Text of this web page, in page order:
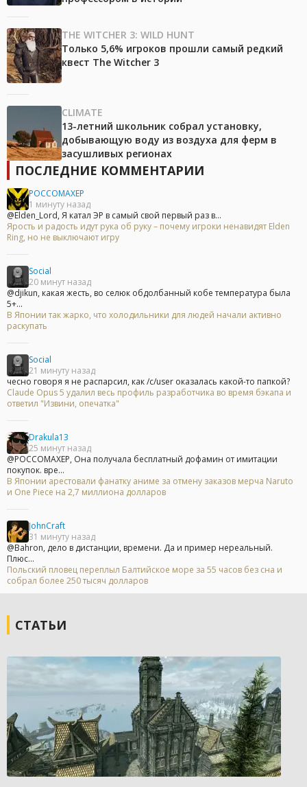
THE WITCHER 3: WILD HUNT
Только 5,6% игроков прошли самый редкий
квест The Witcher 3
CLIMATE
13-летний школьник собрал установку,
добывающую воду из воздуха для ферм в
засушливых регионах
ПОСЛЕДНИЕ КОММЕНТАРИИ
POCCOMAXEP
1 минуту назад
@Elden_Lord, Я катал ЭР в самый свой первый раз в...
Ярость и радость идут рука об руку – почему игроки ненавидят Elden
Ring, но не выключают игру
Social
20 минут назад
@djikun, какая жесть, во селюк обдолбанный кобе температура была
5+...
В Японии так жарко, что холодильники для людей начали активно
раскупать
Social
21 минуту назад
чесно говоря я не распарсил, как /c/user оказалась какой-то папкой?
Claude Opus 5 удалил весь профиль разработчика во время бэкапа и
ответил "Извини, опечатка"
Drakula13
25 минут назад
@POCCOMAXEP, Она получала бесплатный дофамин от имитации
покупок. вре...
В Японии арестовали фанатку аниме за отмену заказов мерча Naruto
и One Piece на 2,7 миллиона долларов
JohnCraft
31 минуту назад
@Bahron, дело в дистанции, времени. Да и пример нереальный.
Плюс...
Польский пловец переплыл Балтийское море за 55 часов без сна и
собрал более 250 тысяч долларов
СТАТЬИ